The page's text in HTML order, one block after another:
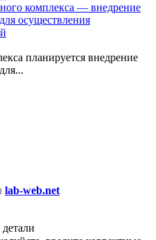
комплекса — внедрение
осуществления
планируется внедрение
lab-web.net